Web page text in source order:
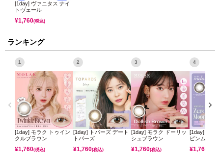
[1day] ヴァニタス ナイ
トヴェール
¥1,760(税込)
ランキング
1
[1day] モラク トゥイン
クルブラウン
¥1,760(税込)
2
[1day] トパーズ デート
トパーズ
¥1,760(税込)
3
[1day] モラク ドーリッ
シュブラウン
¥1,760(税込)
4
[1day] ミレ
ピンムーン
¥1,760